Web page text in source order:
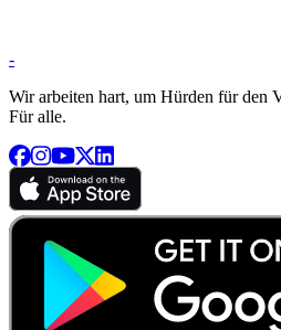
-
Wir arbeiten hart, um Hürden für den
Für alle.